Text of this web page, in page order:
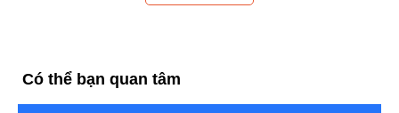
Có thể bạn quan tâm